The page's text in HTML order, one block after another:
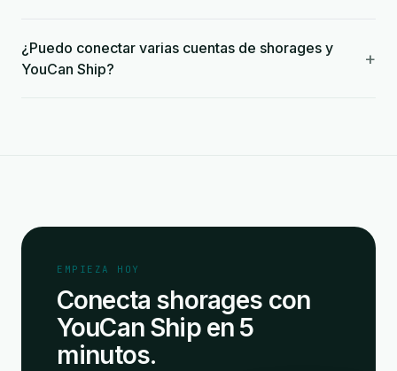
¿Puedo conectar varias cuentas de shorages y
YouCan Ship?
+
EMPIEZA HOY
Conecta shorages con
YouCan Ship en 5
minutos.